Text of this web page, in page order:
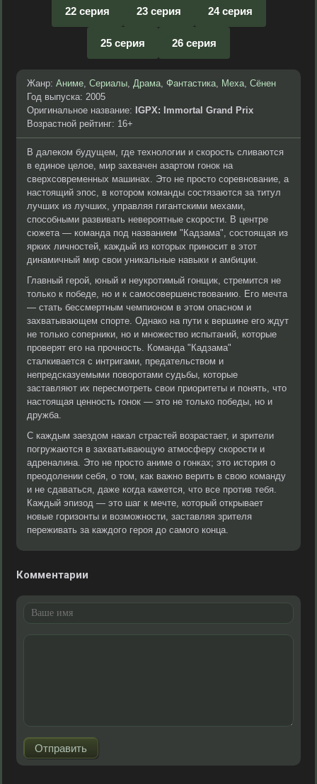
22 серия 23 серия 24 серия
25 серия 26 серия
Жанр: Аниме, Сериалы, Драма, Фантастика, Меха, Сёнен
Год выпуска: 2005
Оригинальное название: IGPX: Immortal Grand Prix
Возрастной рейтинг: 16+
В далеком будущем, где технологии и скорость сливаются
в единое целое, мир захвачен азартом гонок на
сверхсовременных машинах. Это не просто соревнование, а
настоящий эпос, в котором команды состязаются за титул
лучших из лучших, управляя гигантскими мехами,
способными развивать невероятные скорости. В центре
сюжета — команда под названием "Кадзама", состоящая из
ярких личностей, каждый из которых приносит в этот
динамичный мир свои уникальные навыки и амбиции.
Главный герой, юный и неукротимый гонщик, стремится не
только к победе, но и к самосовершенствованию. Его мечта
— стать бессмертным чемпионом в этом опасном и
захватывающем спорте. Однако на пути к вершине его ждут
не только соперники, но и множество испытаний, которые
проверят его на прочность. Команда "Кадзама"
сталкивается с интригами, предательством и
непредсказуемыми поворотами судьбы, которые
заставляют их пересмотреть свои приоритеты и понять, что
настоящая ценность гонок — это не только победы, но и
дружба.
С каждым заездом накал страстей возрастает, и зрители
погружаются в захватывающую атмосферу скорости и
адреналина. Это не просто аниме о гонках; это история о
преодолении себя, о том, как важно верить в свою команду
и не сдаваться, даже когда кажется, что все против тебя.
Каждый эпизод — это шаг к мечте, который открывает
новые горизонты и возможности, заставляя зрителя
переживать за каждого героя до самого конца.
Комментарии